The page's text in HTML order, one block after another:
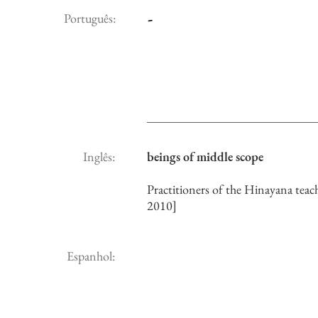
Português: -
Inglês:
beings of middle scope
Practitioners of the Hinayana
2010]
Espanhol: